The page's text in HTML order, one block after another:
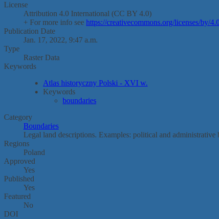
License
Attribution 4.0 International (CC BY 4.0)
+ For more info see https://creativecommons.org/licenses/by/
Publication Date
Jan. 17, 2022, 9:47 a.m.
Type
Raster Data
Keywords
Atlas historyczny Polski - XVI w.
Keywords
boundaries
Category
Boundaries
Legal land descriptions. Examples: political and administrative
Regions
Poland
Approved
Yes
Published
Yes
Featured
No
DOI